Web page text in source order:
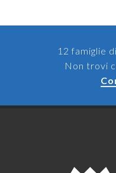
12 famiglie
Non trovi